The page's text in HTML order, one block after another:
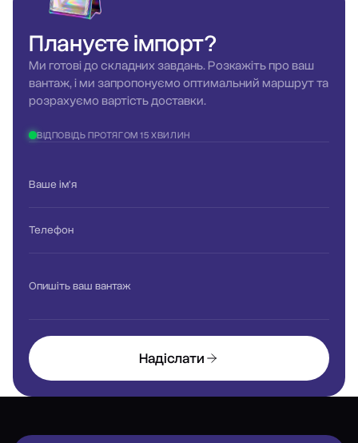
Плануєтеімпорт?
Ми готові до складних завдань. Розкажіть про ваш
вантаж, і ми запропонуємо оптимальний маршрут та
розрахуємо вартість доставки.
ВІДПОВІДЬ ПРОТЯГОМ 15 ХВИЛИН
Ваше ім'я
Телефон
Опишіть ваш вантаж
Надіслати